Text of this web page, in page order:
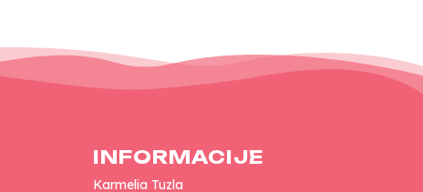
INFORMACIJE
Karmelia Tuzla